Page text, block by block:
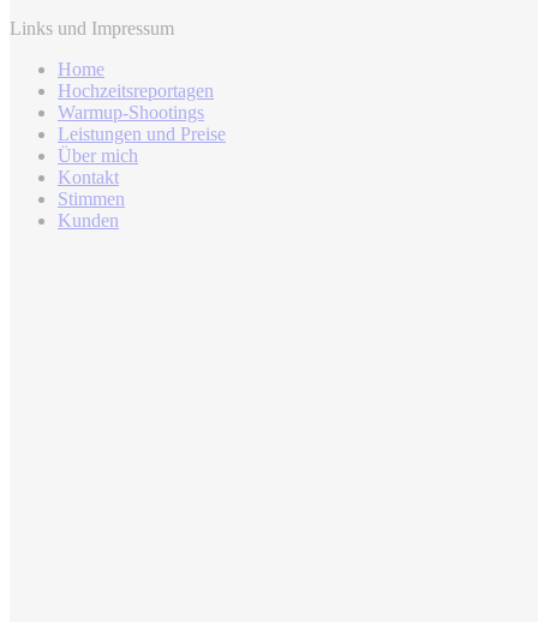
Links und Impressum
Home
Hochzeitsreportagen
Warmup-Shootings
Leistungen und Preise
Über mich
Kontakt
Stimmen
Kunden